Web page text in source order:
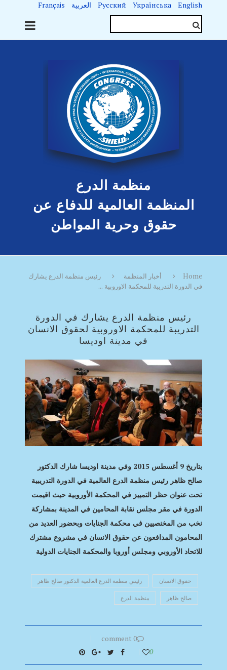
Русский Українська English العربية Français
منظمة الدرع
المنظمة العالمية للدفاع عن
حقوق وحرية المواطن
Home أخبار المنظمة
رئيس منظمة الدرع يشارك
في الدورة التدريبة للمحكمة الاوروبية ...
رئيس منظمة الدرع يشارك في الدورة
التدريبة للمحكمة الاوروبية لحقوق الانسان
في مدينة اوديسا
بتاريخ 9 أغسطس 2015 وفي مدينة اوديسا شارك الدكتور
صالح ظاهر رئيس منظمة الدرع العالمية في الدورة التدريبية
تحت عنوان حظر التمييز في المحكمة الأوروبية حيث اقيمت
الدورة في مقر مجلس نقابة المحامين في المدينة بمشاركة
نخب من المخنصيين في محكمة الجنايات وبحضور العديد من
المحامون المدافعون عن حقوق الانسان في مشروع مشترك
للاتحاد الأوروبي ومجلس أوروبا والمحكمة الجنايات الدولية
حقوق الانسان رئيس منظمة الدرع العالمية الدكتور صالح ظاهر
صالح ظاهر منظمة الدرع
0 comment
0